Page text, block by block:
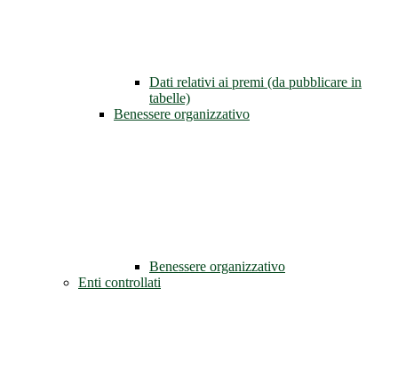
Dati relativi ai premi (da pubblicare in
tabelle)
Benessere organizzativo
Benessere organizzativo
Enti controllati